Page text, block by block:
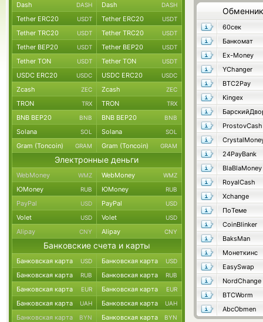
Обменник
60сек
Банкомат
Ex-Money
YChanger
BTC2Pay
Kingex
ProstovCash
24PayBank
BlaBlaMoney
RoyalCash
Xchange
ПоТеме
CoinBlinker
BaksMan
Монеткинс
EasySwap
NordChange
BTCWorm
AbcObmen
Dash DASH Dash DASH
Tether ERC20 USDT Tether ERC20 USDT
Tether TRC20 USDT Tether TRC20 USDT
Tether BEP20 USDT Tether BEP20 USDT
Tether TON USDT Tether TON USDT
USDC ERC20 USDC USDC ERC20 USDC
Zcash ZEC Zcash ZEC
TRON TRX TRON TRX
BNB BEP20 BNB BNB BEP20 BNB
Solana SOL Solana SOL
Gram (Toncoin) GRAM Gram (Toncoin) GRAM
Электронные деньги
WebMoney WMZ WebMoney WMZ
ЮMoney RUB ЮMoney RUB
PayPal USD PayPal USD
Volet USD Volet USD
Alipay CNY Alipay CNY
Банковские счета и карты
Банковская карта USD Банковская карта USD
Банковская карта RUB Банковская карта RUB
Банковская карта EUR Банковская карта EUR
Банковская карта UAH Банковская карта UAH
Банковская карта BYN Банковская карта BYN